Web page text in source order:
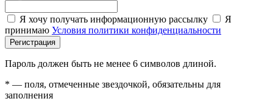
Я хочу получать информационную рассылку
Я
принимаю Условия политики конфиденциальности
Регистрация
Пароль должен быть не менее 6 символов длиной.
* — поля, отмеченные звездочкой, обязательны для
заполнения